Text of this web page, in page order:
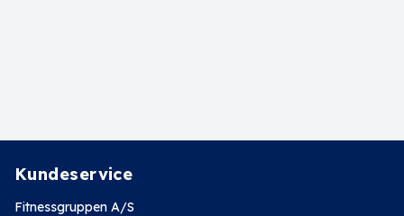
Kundeservice
Fitnessgruppen A/S